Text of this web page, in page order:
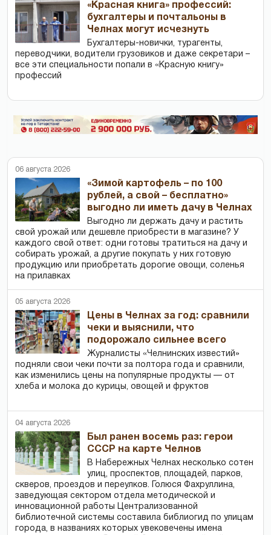
«Красная книга» профессий:
бухгалтеры и почтальоны в
Челнах могут исчезнуть
Бухгалтеры-новички, тур­агенты,
переводчики, водители грузовиков и даже секретари –
все эти специальности попали в «Красную книгу»
профессий
06 августа 2026
«Зимой картофель – по 100
рублей, а свой – бесплатно»
выгодно ли иметь дачу в Челнах
Выгодно ли держать дачу и растить
свой урожай или дешевле приобрести в магазине? У
каждого свой ответ: одни готовы тратиться на дачу и
собирать урожай, а другие покупать у них готовую
продукцию или приобретать дорогие овощи, соленья
на прилавках
05 августа 2026
Цены в Челнах за год: сравнили
чеки и выяснили, что
подорожало сильнее всего
Журналисты «Челнинских известий»
подняли свои чеки почти за полтора года и сравнили,
как изменились цены на популярные продукты — от
хлеба и молока до курицы, овощей и фруктов
04 августа 2026
Был ранен восемь раз: герои
СССР на карте Челнов
В Набережных Челнах несколько сотен
улиц, проспектов, площадей, парков,
скверов, проездов и переулков. Голюся Фахруллина,
заведующая сектором отдела методической и
инновационной работы Централизованной
библиотечной системы составила библиогид по улицам
города, в названиях которых увековечены имена